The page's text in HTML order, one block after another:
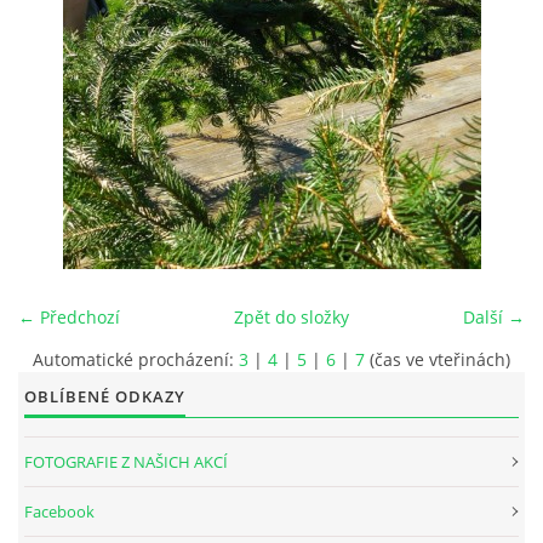
INTERNÍ SEKCE
KONTAKTY
← Předchozí Další →
Zpět do složky
Automatické procházení: 3 | 4 | 5 | 6 | 7 (čas ve vteřinách)
OBLÍBENÉ ODKAZY
FOTOGRAFIE Z NAŠICH AKCÍ
Facebook